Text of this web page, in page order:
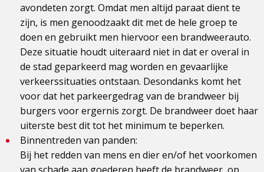
avondeten zorgt. Omdat men altijd paraat dient te
zijn, is men genoodzaakt dit met de hele groep te
doen en gebruikt men hiervoor een brandweerauto.
Deze situatie houdt uiteraard niet in dat er overal in
de stad geparkeerd mag worden en gevaarlijke
verkeerssituaties ontstaan. Desondanks komt het
voor dat het parkeergedrag van de brandweer bij
burgers voor ergernis zorgt. De brandweer doet haar
uiterste best dit tot het minimum te beperken.
Binnentreden van panden:
Bij het redden van mens en dier en/of het voorkomen